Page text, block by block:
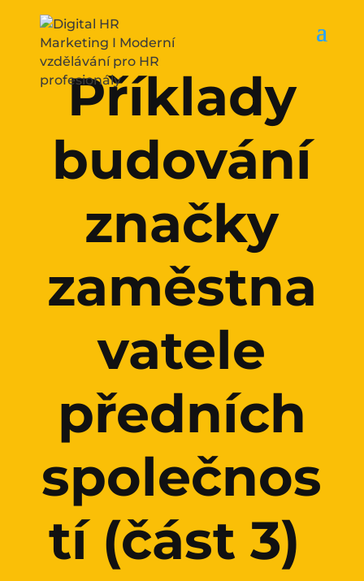
Příklady
budování
značky
zaměstna
vatele
předních
společnos
tí (část 3)